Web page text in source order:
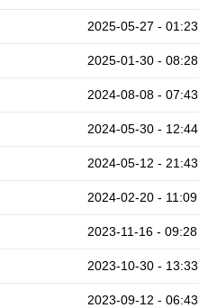
2025-05-27 - 01:23
2025-01-30 - 08:28
2024-08-08 - 07:43
2024-05-30 - 12:44
2024-05-12 - 21:43
2024-02-20 - 11:09
2023-11-16 - 09:28
2023-10-30 - 13:33
2023-09-12 - 06:43